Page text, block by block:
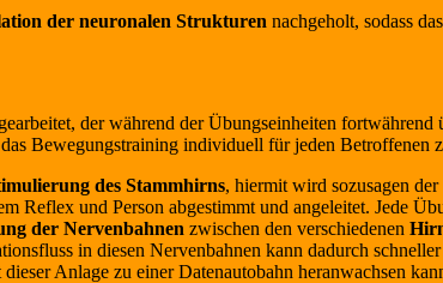
der neuronalen Strukturen nachgeholt, sodass
der während der Übungseinheiten
Bewegungstraining individuell für jeden Betroffenen
des Stammhirns, hiermit wird sozusagen
Reflex und Person abgestimmt und angeleitet. Jede
der Nervenbahnen zwischen den verschiedenen
in diesen Nervenbahnen kann dadurch
Anlage zu einer Datenautobahn heranwachsen